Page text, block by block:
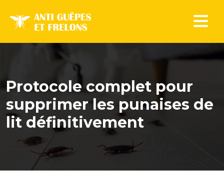
Protocole complet pour
supprimer les punaises de
lit définitivement